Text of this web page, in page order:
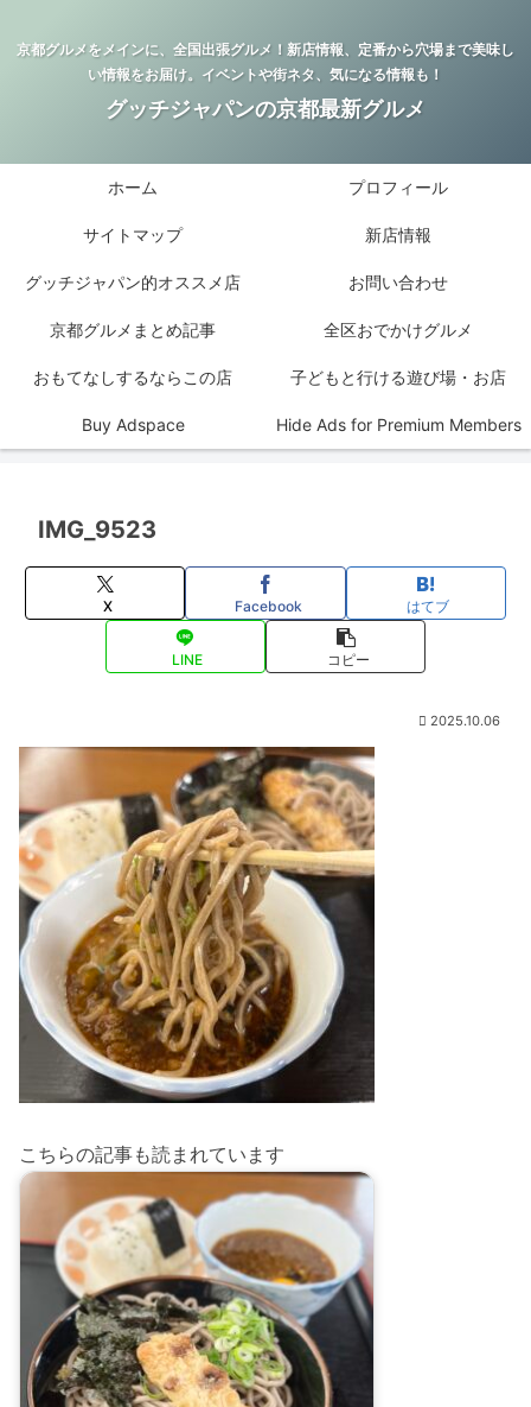
京都グルメをメインに、全国出張グルメ！新店情報、定番から穴場まで美味し
い情報をお届け。イベントや街ネタ、気になる情報も！
グッチジャパンの京都最新グルメ
ホーム プロフィール
サイトマップ 新店情報
グッチジャパン的オススメ店 お問い合わせ
京都グルメまとめ記事 全区おでかけグルメ
おもてなしするならこの店 子どもと行ける遊び場・お店
Buy Adspace Hide Ads for Premium Members
IMG_9523
X Facebook はてブ
LINE コピー
2025.10.06
こちらの記事も読まれています